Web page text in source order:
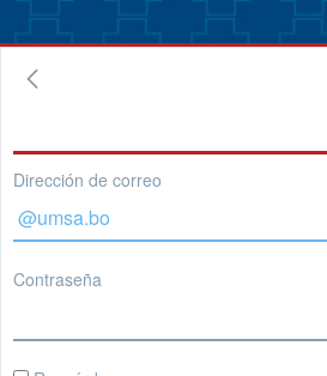
Dirección de correo
Contraseña